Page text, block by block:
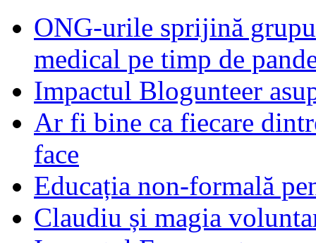
ONG-urile sprijină
medical pe timp de
Impactul Blogunteer
Ar fi bine ca fiecare
face
Educația non-formală
Claudiu și magia